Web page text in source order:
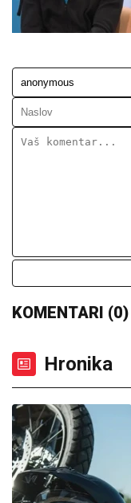
KOMENTARI (0)
Hronika